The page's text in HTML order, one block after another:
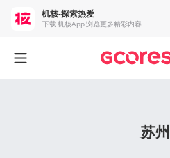
苏州
机核-探索热爱
下载 机核App 浏览更多精彩内容